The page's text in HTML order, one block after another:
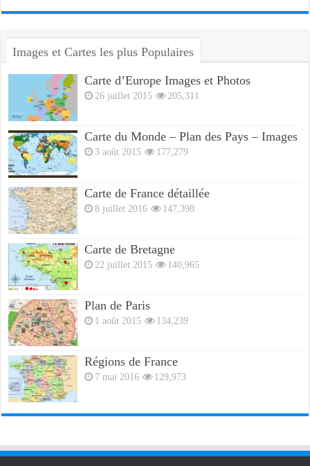
Images et Cartes les plus Populaires
Carte d’Europe Images et Photos
26 juillet 2015 205,311
Carte du Monde – Plan des Pays – Images
3 août 2015 177,279
Carte de France détaillée
8 juillet 2016 147,398
Carte de Bretagne
22 juillet 2015 140,965
Plan de Paris
1 août 2015 134,239
Régions de France
7 mai 2016 129,973